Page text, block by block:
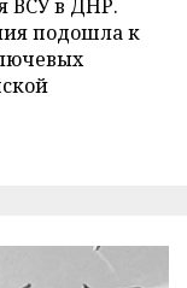
ВСУ в ДНР.
подошла к